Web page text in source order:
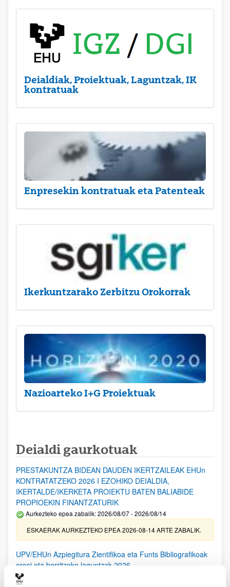
Deialdiak, Proiektuak, Laguntzak, IK
kontratuak
Enpresekin kontratuak eta Patenteak
Ikerkuntzarako Zerbitzu Orokorrak
Nazioarteko I+G Proiektuak
Deialdi gaurkotuak
PRESTAKUNTZA BIDEAN DAUDEN IKERTZAILEAK EHUn
KONTRATATZEKO 2026 I EZOHIKO DEIALDIA,
IKERTALDE/IKERKETA PROIEKTU BATEN BALIABIDE
PROPIOEKIN FINANTZATURIK
Aurkezteko epea zabalik: 2026/08/07 - 2026/08/14
ESKAERAK AURKEZTEKO EPEA 2026-08-14 ARTE ZABALIK.
UPV/EHUn Azpiegitura Zientifikoa eta Funts Bibliografikoak
erosi eta berritzeko laguntzak 2026